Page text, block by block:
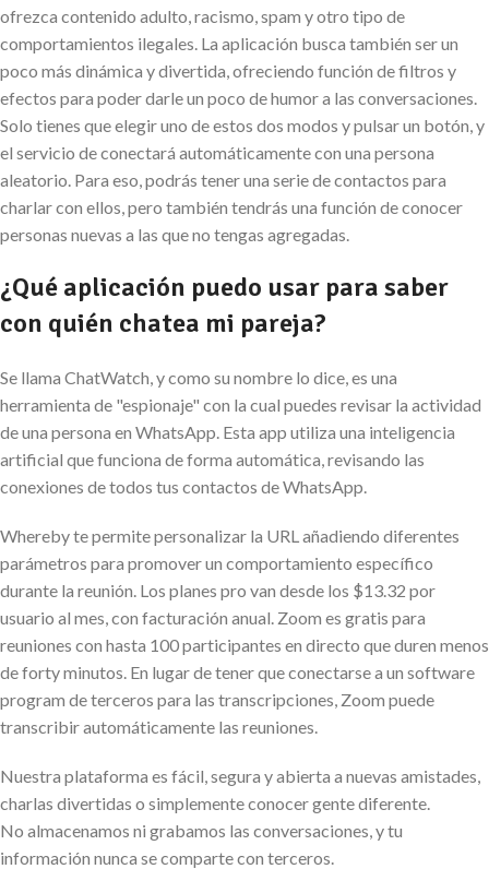
ofrezca contenido adulto, racismo, spam y otro tipo de
comportamientos ilegales. La aplicación busca también ser un
poco más dinámica y divertida, ofreciendo función de filtros y
efectos para poder darle un poco de humor a las conversaciones.
Solo tienes que elegir uno de estos dos modos y pulsar un botón, y
el servicio de conectará automáticamente con una persona
aleatorio. Para eso, podrás tener una serie de contactos para
charlar con ellos, pero también tendrás una función de conocer
personas nuevas a las que no tengas agregadas.
¿Qué aplicación puedo usar para saber
con quién chatea mi pareja?
Se llama ChatWatch, y como su nombre lo dice, es una
herramienta de "espionaje" con la cual puedes revisar la actividad
de una persona en WhatsApp. Esta app utiliza una inteligencia
artificial que funciona de forma automática, revisando las
conexiones de todos tus contactos de WhatsApp.
Whereby te permite personalizar la URL añadiendo diferentes
parámetros para promover un comportamiento específico
durante la reunión. Los planes pro van desde los $13.32 por
usuario al mes, con facturación anual. Zoom es gratis para
reuniones con hasta 100 participantes en directo que duren menos
de forty minutos. En lugar de tener que conectarse a un software
program de terceros para las transcripciones, Zoom puede
transcribir automáticamente las reuniones.
Nuestra plataforma es fácil, segura y abierta a nuevas amistades,
charlas divertidas o simplemente conocer gente diferente.
No almacenamos ni grabamos las conversaciones, y tu
información nunca se comparte con terceros.